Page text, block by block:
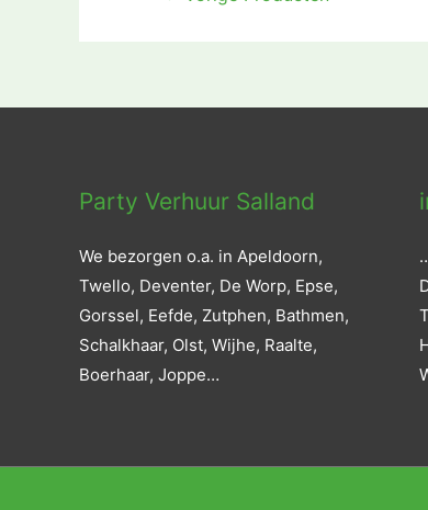
Party Verhuur Salland
We bezorgen o.a. in Apeldoorn,
Twello, Deventer, De Worp, Epse,
Gorssel, Eefde, Zutphen, Bathmen,
Schalkhaar, Olst, Wijhe, Raalte,
Boerhaar, Joppe…